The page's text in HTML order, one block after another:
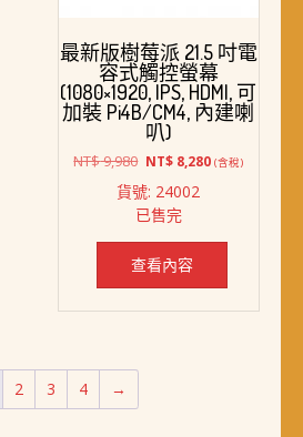
最新版樹莓派 21.5 吋電
容式觸控螢幕
(1080×1920, IPS, HDMI, 可
加裝 Pi4B/CM4, 內建喇
叭)
NT$9,980 原
價
格：
NT$ 9,980。
NT$ 8,280目
NT$ 8,280。
(含稅)
貨號: 24002
已售完
查看內容
2 3 4 →